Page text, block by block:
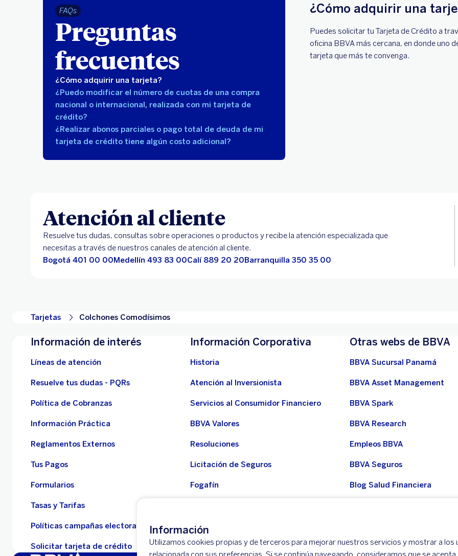
Información
Utilizamos cookies propias y de terceros para mejorar nuestros servicios y mostrar a los
FAQs
Preguntas
frecuentes
¿Cómo adquirir una tarjeta?
¿Puedo modificar el número de cuotas de una compra
nacional o internacional, realizada con mi tarjeta de
crédito?
¿Realizar abonos parciales o pago total de deuda de mi
tarjeta de crédito tiene algún costo adicional?
¿Cómo adquirir una
Puedes solicitar tu Tarjeta de Crédito a
oficina BBVA más cercana, en donde uno
tarjeta que más te convenga.
Atención al cliente
Resuelve tus dudas, consultas sobre operaciones o productos y recibe la atención especializada que
necesitas a través de nuestros canales de atención al cliente.
Bogotá 401 00 00Medellín 493 83 00Calí 889 20 20Barranquilla 350 35 00
Tarjetas Colchones Comodísimos
Información de interés
Líneas de atención
Resuelve tus dudas - PQRs
Política de Cobranzas
Información Práctica
Reglamentos Externos
Tus Pagos
Formularios
Tasas y Tarifas
Políticas campañas electorales
Solicitar tarjeta de crédito
Información Corporativa
Historia
Atención al Inversionista
Servicios al Consumidor Financiero
BBVA Valores
Resoluciones
Licitación de Seguros
Fogafín
Defensor del Consumidor Financiero
Otras webs de BBVA
BBVA Sucursal Panamá
BBVA Asset Management
BBVA Spark
BBVA Research
Empleos BBVA
BBVA Seguros
Blog Salud Financiera